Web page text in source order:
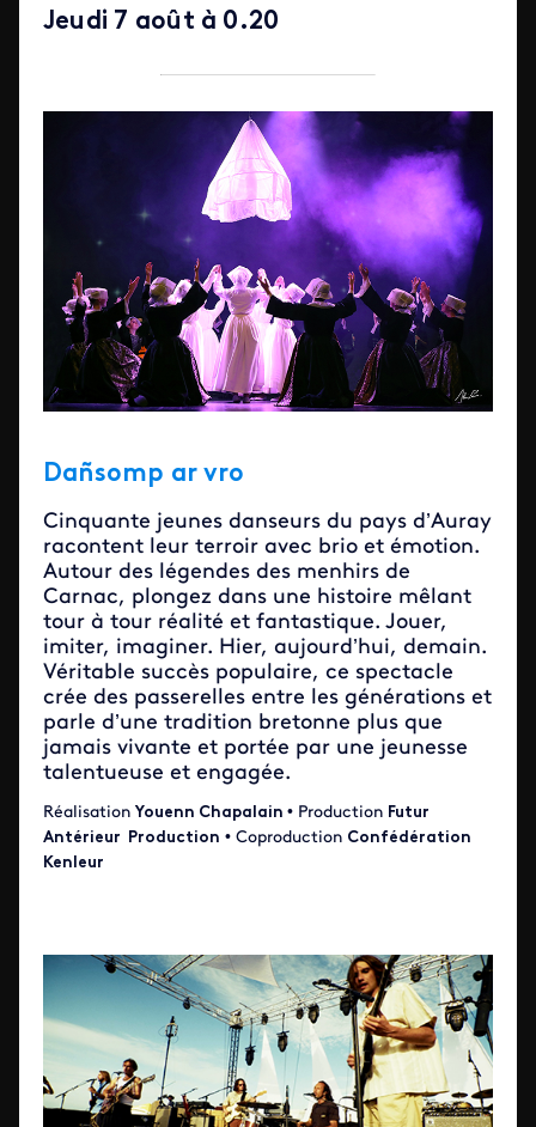
Jeudi 7 août à 0.20
Dañsomp ar vro
Cinquante jeunes danseurs du pays d’Auray
racontent leur terroir avec brio et émotion.
Autour des légendes des menhirs de
Carnac, plongez dans une histoire mêlant
tour à tour réalité et fantastique. Jouer,
imiter, imaginer. Hier, aujourd’hui, demain.
Véritable succès populaire, ce spectacle
crée des passerelles entre les générations et
parle d’une tradition bretonne plus que
jamais vivante et portée par une jeunesse
talentueuse et engagée.
Réalisation Youenn Chapalain • Production Futur
Antérieur Production • Coproduction Confédération
Kenleur